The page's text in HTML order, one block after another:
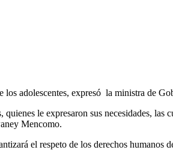
adolescentes, expresó la ministra de
le expresaron sus necesidades, las
Mencomo.
el respeto de los derechos humanos